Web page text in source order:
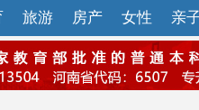
旅游 房产 女性 亲